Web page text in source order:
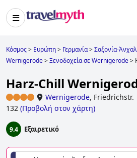
Κόσμος> Ευρώπη> Γερμανία>Σαξονία-
Wernigerode>Ξενοδοχεία σε Wernigerode>
Harz-Chill
Wernigerode, Friedrichstr.
132 (Προβολή στον χάρτη)
9.4 Εξαιρετικό